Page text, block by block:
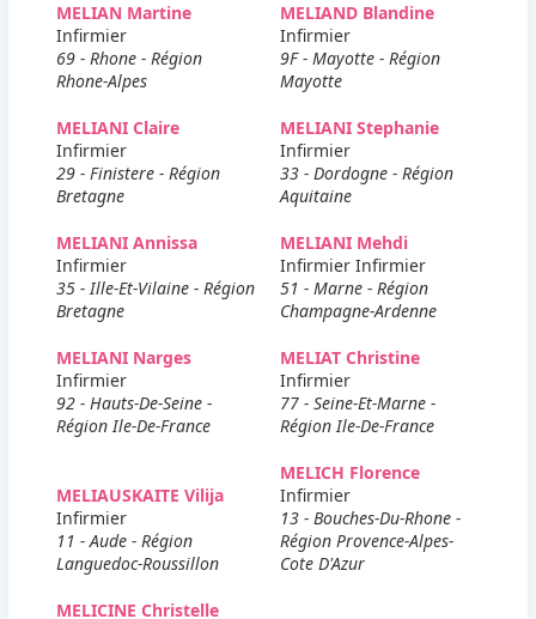
MELIAN Martine
Infirmier
69 - Rhone - Région
Rhone-Alpes
MELIAND Blandine
Infirmier
9F - Mayotte - Région
Mayotte
MELIANI Claire
Infirmier
29 - Finistere - Région
Bretagne
MELIANI Stephanie
Infirmier
33 - Dordogne - Région
Aquitaine
MELIANI Annissa
Infirmier
35 - Ille-Et-Vilaine - Région
Bretagne
MELIANI Mehdi
Infirmier Infirmier
51 - Marne - Région
Champagne-Ardenne
MELIANI Narges
Infirmier
92 - Hauts-De-Seine -
Région Ile-De-France
MELIAT Christine
Infirmier
77 - Seine-Et-Marne -
Région Ile-De-France
MELIAUSKAITE Vilija
Infirmier
11 - Aude - Région
Languedoc-Roussillon
MELICH Florence
Infirmier
13 - Bouches-Du-Rhone -
Région Provence-Alpes-
Cote D'Azur
MELICINE Christelle